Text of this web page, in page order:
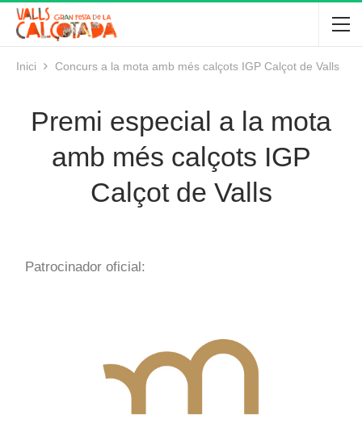
Inici Concurs a la mota amb més calçots IGP Calçot de Valls
Premi especial a la mota
amb més calçots IGP
Calçot de Valls
Patrocinador oficial: